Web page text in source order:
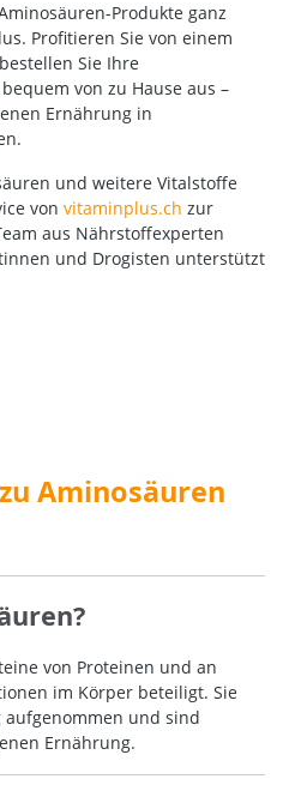
Produkte ganz
Profitieren Sie von einem
Sie Ihre
von zu Hause aus –
Ernährung in
und weitere Vitalstoffe
von vitaminplus.ch zur
aus Nährstoffexperten
und Drogisten unterstützt
Aminosäuren
von Proteinen und an
im Körper beteiligt. Sie
und sind
Ernährung.